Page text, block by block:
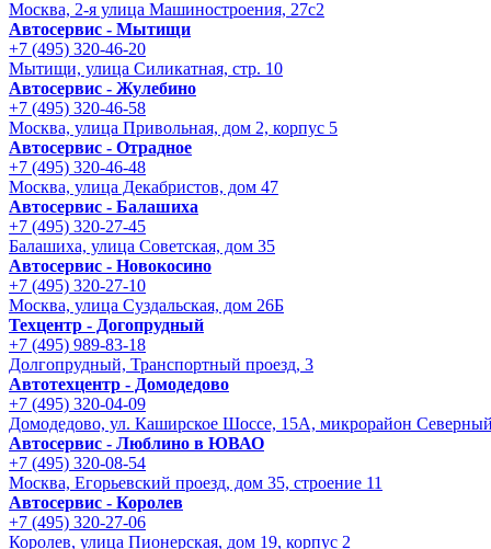
Москва, 2-я улица Машиностроения, 27с2
Автосервис - Мытищи
+7 (495) 320-46-20
Мытищи, улица Силикатная, стр. 10
Автосервис - Жулебино
+7 (495) 320-46-58
Москва, улица Привольная, дом 2, корпус 5
Автосервис - Отрадное
+7 (495) 320-46-48
Москва, улица Декабристов, дом 47
Автосервис - Балашиха
+7 (495) 320-27-45
Балашиха, улица Советская, дом 35
Автосервис - Новокосино
+7 (495) 320-27-10
Москва, улица Суздальская, дом 26Б
Техцентр - Догопрудный
+7 (495) 989-83-18
Долгопрудный, Транспортный проезд, 3
Автотехцентр - Домодедово
+7 (495) 320-04-09
Домодедово, ул. Каширское Шоссе, 15А, микрорайон
Автосервис - Люблино в ЮВАО
+7 (495) 320-08-54
Москва, Егорьевский проезд, дом 35, строение 11
Автосервис - Королев
+7 (495) 320-27-06
Королев, улица Пионерская, дом 19, корпус 2